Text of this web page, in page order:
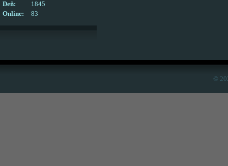
Online: 83
Deň:
1845
©